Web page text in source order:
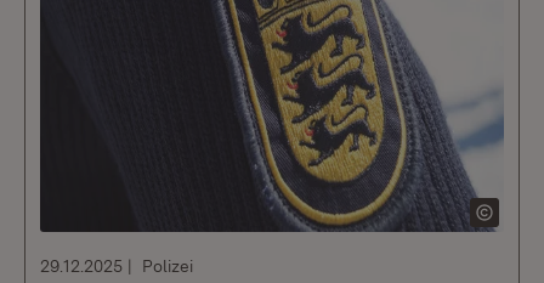
29.12.2025 Polizei